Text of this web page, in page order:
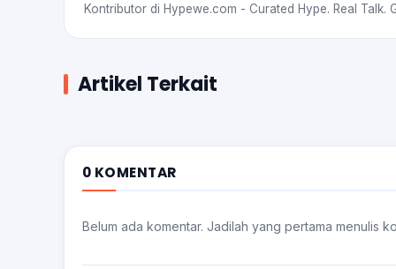
Kontributor di Hypewe.com - Curated Hype. Real Talk.
Artikel Terkait
0 KOMENTAR
Belum ada komentar. Jadilah yang pertama menulis